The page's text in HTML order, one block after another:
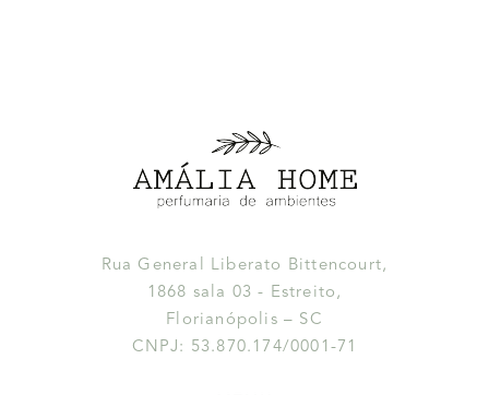
Rua General Liberato Bittencourt,
1868 sala 03 - Estreito,
Florianópolis – SC
CNPJ: 53.870.174/0001-71